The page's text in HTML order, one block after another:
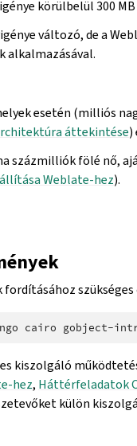
körülbelül 300
változó, de a
alkalmazásával.
esetén (milliós
áttekintése)
százmilliók fölé nő,
Weblate-hez).
cairo gobject-
kiszolgáló
hez, Háttérfeladatok
külön